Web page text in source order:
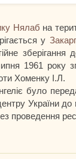
Нялаб на
у
зберігання
1961 року
Хоменку І.Л.
було
України
проведення